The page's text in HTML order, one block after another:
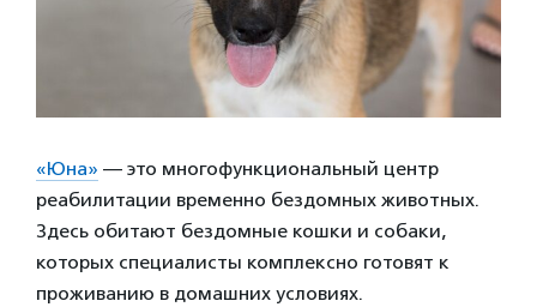
«Юна» — это многофункциональный центр
реабилитации временно бездомных животных.
Здесь обитают бездомные кошки и собаки,
которых специалисты комплексно готовят к
проживанию в домашних условиях.